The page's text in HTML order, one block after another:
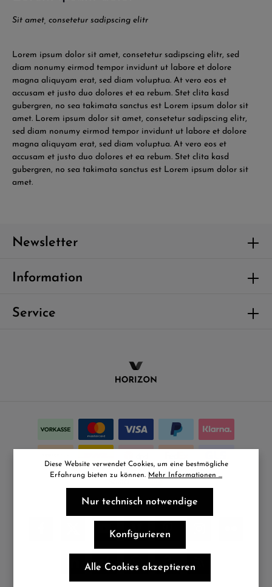
Sit amet, consetetur sadipscing elitr
Lorem ipsum dolor sit amet, consetetur sadipscing elitr, sed
diam nonumy eirmod tempor invidunt ut labore et dolore
magna aliquyam erat, sed diam voluptua. At vero eos et
accusam et justo duo dolores et ea rebum. Stet clita kasd
gubergren, no sea takimata sanctus est Lorem ipsum dolor sit
amet. Lorem ipsum dolor sit amet, consetetur sadipscing elitr,
sed diam nonumy eirmod tempor invidunt ut labore et dolore
magna aliquyam erat, sed diam voluptua. At vero eos et
accusam et justo duo dolores et ea rebum. Stet clita kasd
gubergren, no sea takimata sanctus est Lorem ipsum dolor sit
amet.
Newsletter
Information
Service
Diese Website verwendet Cookies, um eine bestmögliche
Erfahrung bieten zu können. Mehr Informationen ...
Nur technisch notwendige
Konfigurieren
Alle Cookies akzeptieren